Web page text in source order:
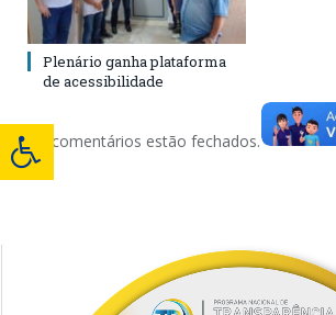
Plenário ganha plataforma
de acessibilidade
Os comentários estão fechados.